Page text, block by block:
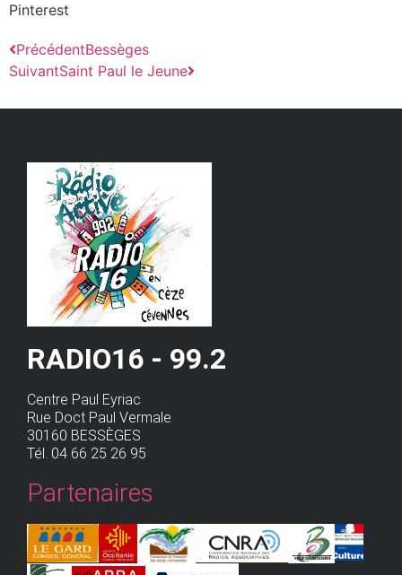
Pinterest
PrécédentBessèges
SuivantSaint Paul le Jeune
RADIO16 - 99.2
Centre Paul Eyriac
Rue Doct Paul Vermale
30160 BESSÈGES
Tél. 04 66 25 26 95
Partenaires